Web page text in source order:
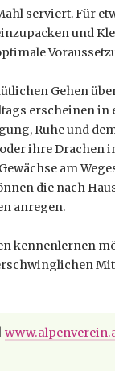
serviert. Für
und
Gehen
erscheinen
Ruhe und
ihre
am
die nach
anregen.
kennenlernen